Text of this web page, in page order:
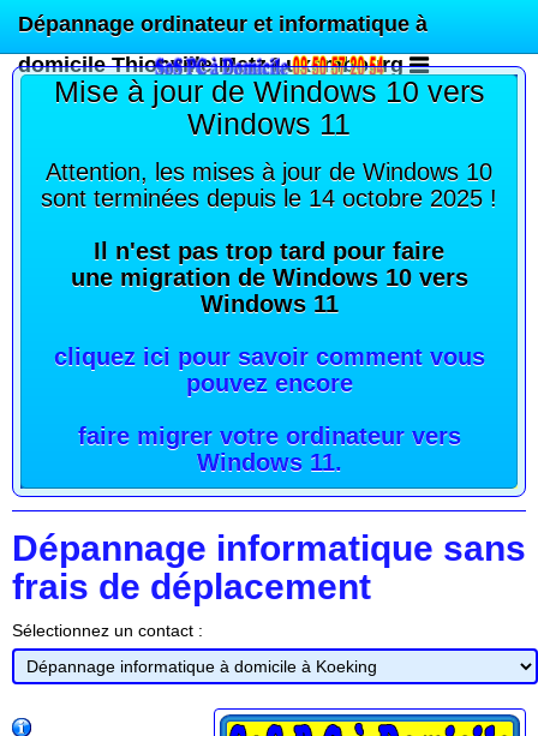
Dépannage ordinateur et informatique à
domicile Thionville Metz Luxembourg
Mise à jour de Windows 10 vers
Windows 11
Attention, les mises à jour de Windows 10
sont terminées depuis le 14 octobre 2025 !
Il n'est pas trop tard pour faire
une migration de Windows 10 vers
Windows 11
cliquez ici pour savoir comment vous
pouvez encore
faire migrer votre ordinateur vers
Windows 11.
Dépannage informatique sans
frais de déplacement
Sélectionnez un contact :